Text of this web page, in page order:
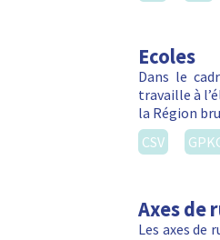
Ecoles
Dans le
travaille à
la Région
CSV
Axes de
Les axes de